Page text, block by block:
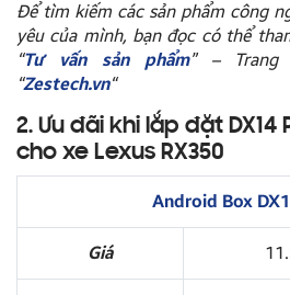
Để tìm kiếm các sản phẩm công
yêu của mình, bạn đọc có thể
“Tư vấn sản phẩm” – Trang
“Zestech.vn“
2. Ưu đãi khi lắp đặt DX14
cho xe Lexus RX350
Android Box
Giá